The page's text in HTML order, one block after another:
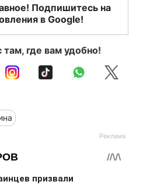
Подпишитесь на
в Google!
там, где вам удобно!